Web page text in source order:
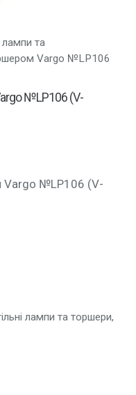
лампи та
Vargo №LP106
№LP106 (V-
Vargo №LP106 (V-
лампи та торшери,